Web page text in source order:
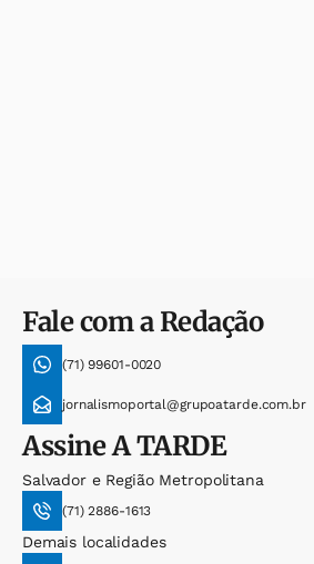
Fale com a Redação
(71) 99601-0020
jornalismoportal@grupoatarde.com.br
AssineA TARDE
Salvador e Região Metropolitana
(71) 2886-1613
Demais localidades